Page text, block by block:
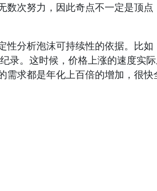
数次努力，因此奇点不一定是顶
分析泡沫可持续性的依据。比如
录。这时候，价格上涨的速度实
求都是年化上百倍的增加，很快